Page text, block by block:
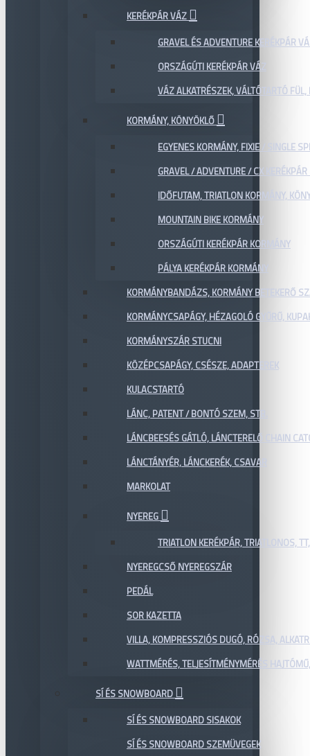
KERÉKPÁR VÁZ
GRAVEL ÉS ADVENTURE KERÉKPÁR
ORSZÁGÚTI KERÉKPÁR VÁZ
VÁZ ALKATRÉSZEK, VÁLTÓTARTÓ FÜL,
KORMÁNY, KÖNYÖKLŐ
EGYENES KORMÁNY, FIXIE / SINGLE
GRAVEL / ADVENTURE / CX
IDŐFUTAM, TRIATLON KORMÁNY,
MOUNTAIN BIKE KORMÁNY
ORSZÁGÚTI KERÉKPÁR KORMÁNY
PÁLYA KERÉKPÁR KORMÁNY
KORMÁNYBANDÁZS, KORMÁNY BETEKERŐ
KORMÁNYCSAPÁGY, HÉZAGOLÓ GYŰRŰ,
KORMÁNYSZÁR STUCNI
KÖZÉPCSAPÁGY, CSÉSZE, ADAPTEREK
KULACSTARTÓ
LÁNC, PATENT / BONTÓ SZEM, STB.
LÁNCBEESÉS GÁTLÓ, LÁNCTERELŐ CHAIN
LÁNCTÁNYÉR, LÁNCKERÉK, CSAVAR
MARKOLAT
NYEREG
TRIATLON KERÉKPÁR, TRIATLONOS,
NYEREGCSŐ NYEREGSZÁR
PEDÁL
SOR KAZETTA
VILLA, KOMPRESSZIÓS DUGÓ, RÓZSA,
WATTMÉRÉS, TELJESÍTMÉNYMÉRÉS
SÍ ÉS SNOWBOARD
SÍ ÉS SNOWBOARD SISAKOK
SÍ ÉS SNOWBOARD SZEMÜVEGEK